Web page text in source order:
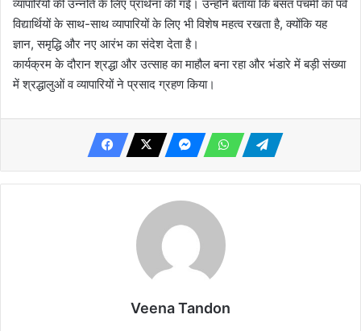
व्यापारियों की उन्नति के लिए प्रार्थना की गई। उन्होंने बताया कि बसंत पंचमी का पर्व
विद्यार्थियों के साथ-साथ व्यापारियों के लिए भी विशेष महत्व रखता है, क्योंकि यह
ज्ञान, समृद्धि और नए आरंभ का संदेश देता है।
कार्यक्रम के दौरान श्रद्धा और उत्साह का माहौल बना रहा और भंडारे में बड़ी संख्या
में श्रद्धालुओं व व्यापारियों ने प्रसाद ग्रहण किया।
Veena Tandon